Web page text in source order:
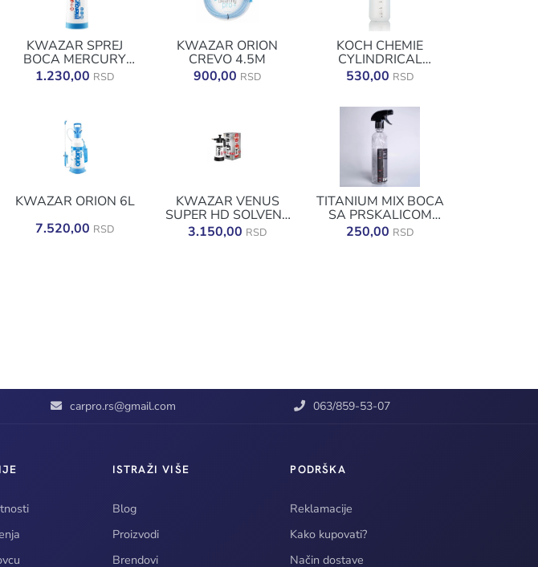
KWAZAR SPREJ
BOCA MERCURY
SUPER PRO+ 360 1L
PLAVA
1.230,00 RSD
KWAZAR ORION
CREVO 4.5M
900,00 RSD
KOCH CHEMIE
CYLINDRICAL
BOTTLE 1L
530,00 RSD
KWAZAR ORION 6L
7.520,00 RSD
KWAZAR VENUS
SUPER HD SOLVENT
1.5L
3.150,00 RSD
TITANIUM MIX BOCA
SA PRSKALICOM
500ML
250,00 RSD
carpro.rs@gmail.com 063/859-53-07
ISTRAŽI VIŠE
Blog
Proizvodi
Brendovi
PODRŠKA
Reklamacije
Kako kupovati?
Način dostave